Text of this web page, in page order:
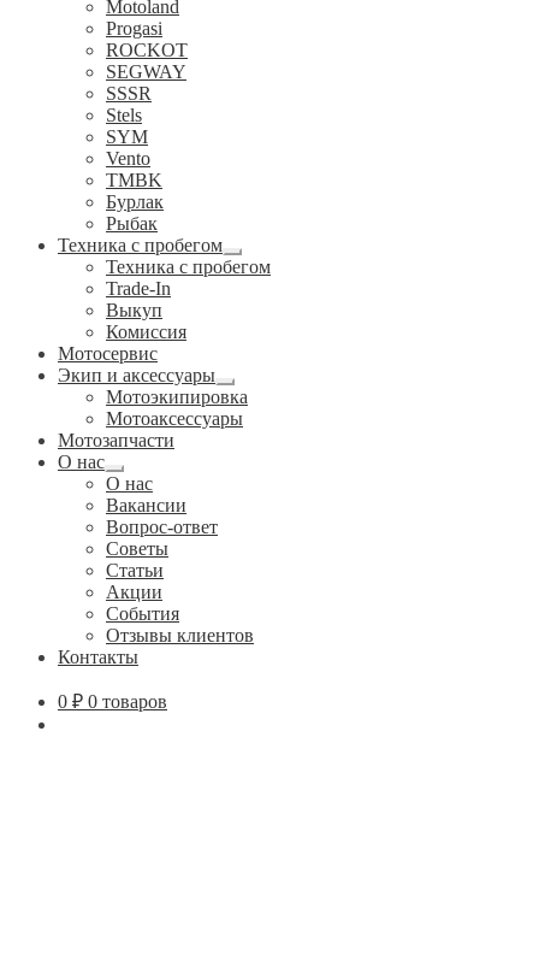
Motoland
Progasi
ROCKOT
SEGWAY
SSSR
Stels
SYM
Vento
TMBK
Бурлак
Рыбак
Техника с пробегом
Развернутое
вложенное
Техника с пробегом
Trade-In
Выкуп
Комиссия
Мотосервис
Экип и аксессуары
Развернутое
вложенное
меню
Мотоэкипировка
Мотоаксессуары
Мотозапчасти
О нас
Развернутое
вложенное
меню
О нас
Вакансии
Вопрос-ответ
Советы
Статьи
Акции
События
Отзывы клиентов
Контакты
0 ₽ 0 товаров